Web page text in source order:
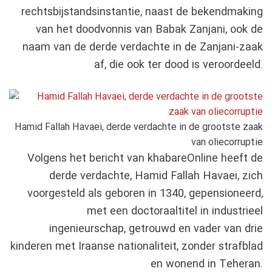
rechtsbijstandsinstantie, naast de bekendmaking
van het doodvonnis van Babak Zanjani, ook de
naam van de derde verdachte in de Zanjani-zaak
af, die ook ter dood is veroordeeld.
Hamid Fallah Havaei, derde verdachte in de grootste zaak
van oliecorruptie
Volgens het bericht van khabareOnline heeft de
derde verdachte, Hamid Fallah Havaei, zich
voorgesteld als geboren in 1340, gepensioneerd,
met een doctoraaltitel in industrieel
ingenieurschap, getrouwd en vader van drie
kinderen met Iraanse nationaliteit, zonder strafblad
en wonend in Teheran.